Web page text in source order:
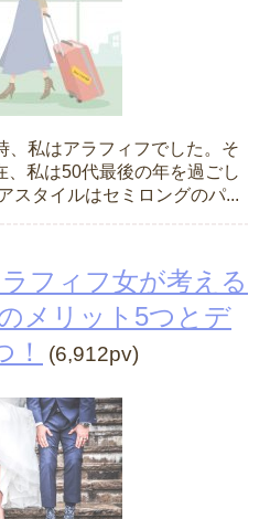
、私はアラフィフでした。そ
、私は50代最後の年を過ごし
スタイルはセミロングのパ...
フィフ女が考える
のメリット5つとデ
！
(6,912pv)